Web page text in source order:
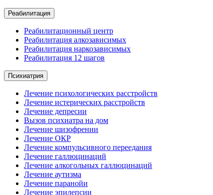
Реабилитация
Реабилитационный центр
Реабилитация алкозависимых
Реабилитация наркозависимых
Реабилитация 12 шагов
Психиатрия
Лечение психологических расстройств
Лечение истерических расстройств
Лечение депресии
Вызов психиатра на дом
Лечение шизофрении
Лечение ОКР
Лечение компульсивного переедания
Лечение галлюцинаций
Лечение алкогольных галлюцинаций
Лечение аутизма
Лечение паранойи
Лечение эпилепсии